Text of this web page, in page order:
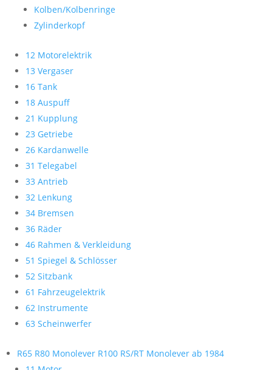
Kolben/Kolbenringe
Zylinderkopf
12 Motorelektrik
13 Vergaser
16 Tank
18 Auspuff
21 Kupplung
23 Getriebe
26 Kardanwelle
31 Telegabel
33 Antrieb
32 Lenkung
34 Bremsen
36 Räder
46 Rahmen & Verkleidung
51 Spiegel & Schlösser
52 Sitzbank
61 Fahrzeugelektrik
62 Instrumente
63 Scheinwerfer
R65 R80 Monolever R100 RS/RT Monolever ab 1984